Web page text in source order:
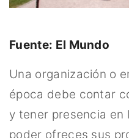
Fuente: El Mundo
Una organización o
época debe contar
y tener presencia en
poder ofreces sus